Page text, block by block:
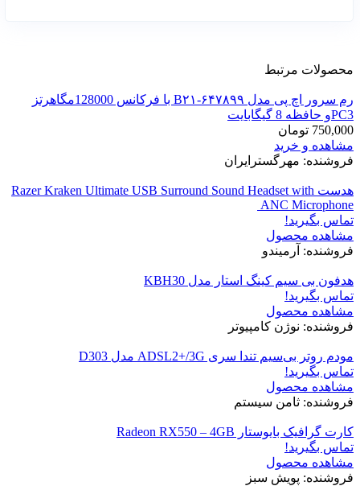
محصولات مرتبط
رم سرور اچ پی مدل ۶۴۷۸۹۹-B۲۱ با فرکانس 128000مگاهرتز
PC3و حافظه 8 گیگابایت
750,000 تومان
مشاهده و خرید
فروشنده: مهرگسترایران
هدست Razer Kraken Ultimate USB Surround Sound Headset with
ANC Microphone
تماس بگیرید!
مشاهده محصول
فروشنده: آرمیندو
هدفون بی سیم کینگ استار مدل KBH30
تماس بگیرید!
مشاهده محصول
فروشنده: نوژن کامپیوتر
مودم روتر بی‌سیم تندا سری ADSL2+/3G مدل D303
تماس بگیرید!
مشاهده محصول
فروشنده: ثامن سیستم
کارت گرافیک بایوستار Radeon RX550 – 4GB
تماس بگیرید!
مشاهده محصول
فروشنده: پویش سبز